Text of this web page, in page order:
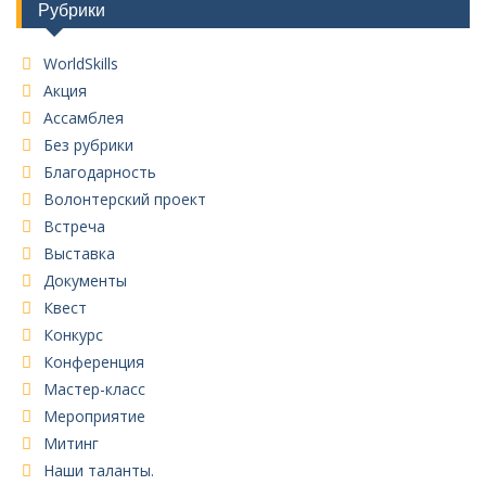
Рубрики
WorldSkills
Акция
Ассамблея
Без рубрики
Благодарность
Волонтерский проект
Встреча
Выставка
Документы
Квест
Конкурс
Конференция
Мастер-класс
Мероприятие
Митинг
Наши таланты.